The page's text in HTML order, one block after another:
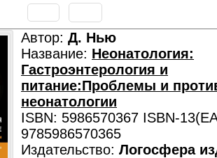
Автор: Д. Нью
Название: Неонатология:
Гастроэнтерология и
питание:Проблемы и
неонатологии
ISBN: 5986570367 ISBN-
9785986570365
Издательство: Логосфера